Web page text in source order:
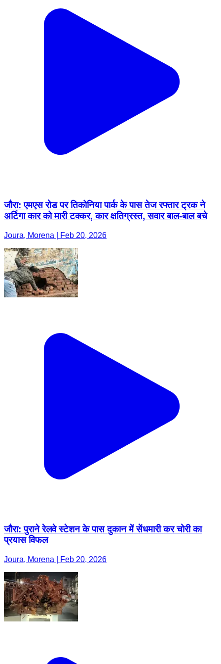
जौरा: एमएस रोड पर तिकोनिया पार्क के पास तेज रफ्तार ट्रक ने
अर्टिगा कार को मारी टक्कर, कार क्षतिग्रस्त, सवार बाल-बाल बचे
Joura, Morena | Feb 20, 2026
जौरा: पुराने रेलवे स्टेशन के पास दुकान में सेंधमारी कर चोरी का
प्रयास विफल
Joura, Morena | Feb 20, 2026